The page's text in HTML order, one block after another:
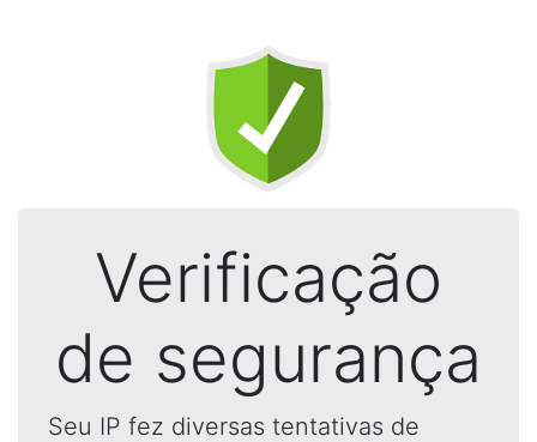
Verificação
de segurança
Seu IP fez diversas tentativas de